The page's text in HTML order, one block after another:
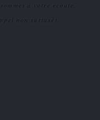
à votre écoute.
non surtaxé).